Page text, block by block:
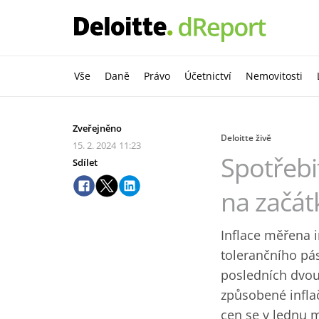
Vše Daně Právo Účetnictví Nemovitosti
Zveřejněno
15. 2. 2024 11:23
Sdílet
Deloitte živě
na
Inflace měřena
tolerančního
posledních
způsobené
cen se v lednu